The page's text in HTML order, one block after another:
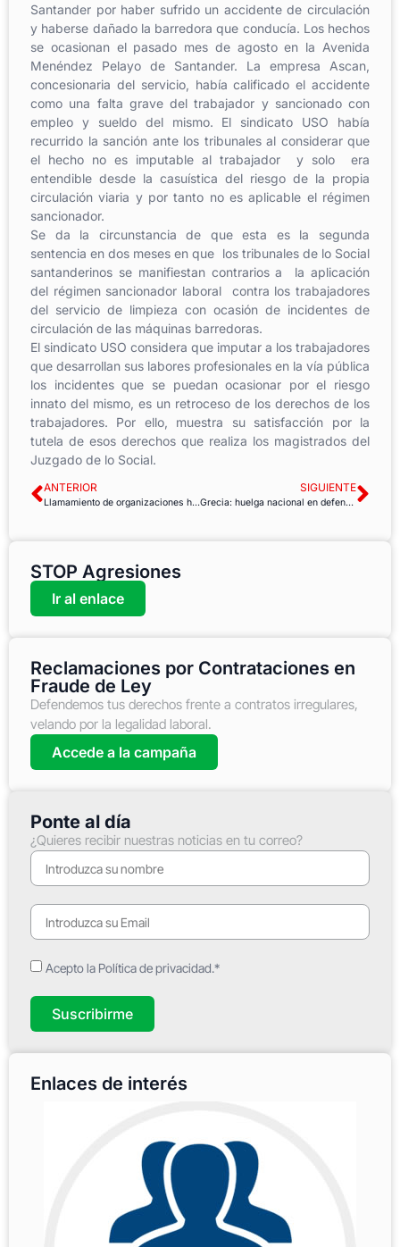
Santander por haber sufrido un accidente de circulación
y haberse dañado la barredora que conducía. Los hechos
se ocasionan el pasado mes de agosto en la Avenida
Menéndez Pelayo de Santander. La empresa Ascan,
concesionaria del servicio, había calificado el accidente
como una falta grave del trabajador y sancionado con
empleo y sueldo del mismo. El sindicato USO había
recurrido la sanción ante los tribunales al considerar que
el hecho no es imputable al trabajador y solo era
entendible desde la casuística del riesgo de la propia
circulación viaria y por tanto no es aplicable el régimen
sancionador.
Se da la circunstancia de que esta es la segunda
sentencia en dos meses en que los tribunales de lo Social
santanderinos se manifiestan contrarios a la aplicación
del régimen sancionador laboral contra los trabajadores
del servicio de limpieza con ocasión de incidentes de
circulación de las máquinas barredoras.
El sindicato USO considera que imputar a los trabajadores
que desarrollan sus labores profesionales en la vía pública
los incidentes que se puedan ocasionar por el riesgo
innato del mismo, es un retroceso de los derechos de los
trabajadores. Por ello, muestra su satisfacción por la
tutela de esos derechos que realiza los magistrados del
Juzgado de lo Social.
ANTERIOR
Llamamiento de organizaciones humanitarias para poner fin al sufrimiento en Siria
SIGUIENTE
Grecia: huelga nacional en defensa de la seguridad social
STOP Agresiones
Ir al enlace
Reclamaciones por Contrataciones en
Fraude de Ley
Defendemos tus derechos frente a contratos irregulares,
velando por la legalidad laboral.
Accede a la campaña
Ponte al día
¿Quieres recibir nuestras noticias en tu correo?
Acepto la Política de privacidad.*
Suscribirme
Enlaces de interés